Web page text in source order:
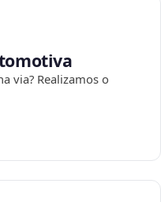
via? Realizamos o